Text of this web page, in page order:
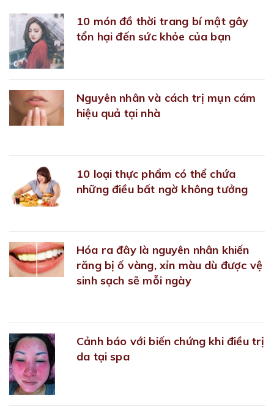
10 món đồ thời trang bí mật gây
tổn hại đến sức khỏe của bạn
Nguyên nhân và cách trị mụn cám
hiệu quả tại nhà
10 loại thực phẩm có thể chứa
những điều bất ngờ không tưởng
Hóa ra đây là nguyên nhân khiến
răng bị ố vàng, xỉn màu dù được vệ
sinh sạch sẽ mỗi ngày
Cảnh báo với biến chứng khi điều trị
da tại spa